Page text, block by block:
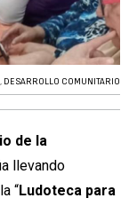
, DESARROLLO COMUNITARIO
de la
llevando
“Ludoteca para